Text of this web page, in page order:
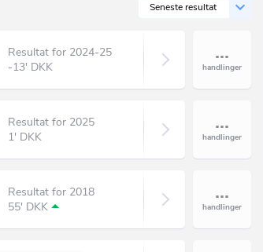
Seneste resultat
Resultat for 2024-25
-13' DKK
Resultat for 2025
1' DKK
Resultat for 2018
55' DKK